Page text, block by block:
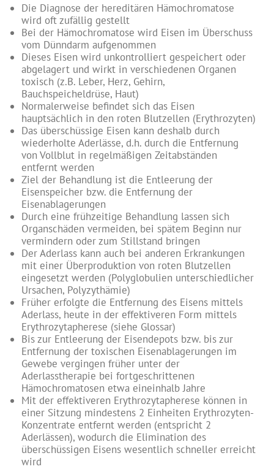
Die Diagnose der hereditären Hämochromatose
wird oft zufällig gestellt
Bei der Hämochromatose wird Eisen im Überschuss
vom Dünndarm aufgenommen
Dieses Eisen wird unkontrolliert gespeichert oder
abgelagert und wirkt in verschiedenen Organen
toxisch (z.B. Leber, Herz, Gehirn,
Bauchspeicheldrüse, Haut)
Normalerweise befindet sich das Eisen
hauptsächlich in den roten Blutzellen (Erythrozyten)
Das überschüssige Eisen kann deshalb durch
wiederholte Aderlässe, d.h. durch die Entfernung
von Vollblut in regelmäßigen Zeitabständen
entfernt werden
Ziel der Behandlung ist die Entleerung der
Eisenspeicher bzw. die Entfernung der
Eisenablagerungen
Durch eine frühzeitige Behandlung lassen sich
Organschäden vermeiden, bei spätem Beginn nur
vermindern oder zum Stillstand bringen
Der Aderlass kann auch bei anderen Erkrankungen
mit einer Überproduktion von roten Blutzellen
eingesetzt werden (Polyglobulien unterschiedlicher
Ursachen, Polyzythämie)
Früher erfolgte die Entfernung des Eisens mittels
Aderlass, heute in der effektiveren Form mittels
Erythrozytapherese (siehe Glossar)
Bis zur Entleerung der Eisendepots bzw. bis zur
Entfernung der toxischen Eisenablagerungen im
Gewebe vergingen früher unter der
Aderlasstherapie bei fortgeschrittenen
Hämochromatosen etwa eineinhalb Jahre
Mit der effektiveren Erythrozytapherese können in
einer Sitzung mindestens 2 Einheiten Erythrozyten-
Konzentrate entfernt werden (entspricht 2
Aderlässen), wodurch die Elimination des
überschüssigen Eisens wesentlich schneller erreicht
wird